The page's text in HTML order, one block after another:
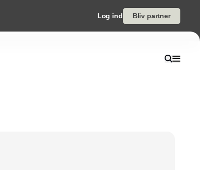
Log ind Bliv partner